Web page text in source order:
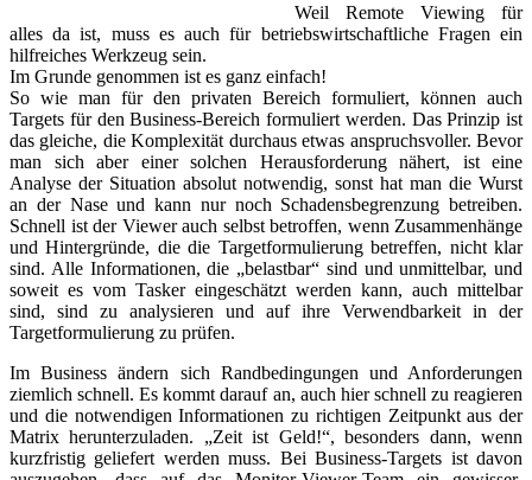
Weil Remote Viewing für
alles da ist, muss es auch für betriebswirtschaftliche Fragen ein
hilfreiches Werkzeug sein.
Im Grunde genommen ist es ganz einfach!
So wie man für den privaten Bereich formuliert, können auch
Targets für den Business-Bereich formuliert werden. Das Prinzip ist
das gleiche, die Komplexität durchaus etwas anspruchsvoller. Bevor
man sich aber einer solchen Herausforderung nähert, ist eine
Analyse der Situation absolut notwendig, sonst hat man die Wurst
an der Nase und kann nur noch Schadensbegrenzung betreiben.
Schnell ist der Viewer auch selbst betroffen, wenn Zusammenhänge
und Hintergründe, die die Targetformulierung betreffen, nicht klar
sind. Alle Informationen, die „belastbar“ sind und unmittelbar, und
soweit es vom Tasker eingeschätzt werden kann, auch mittelbar
sind, sind zu analysieren und auf ihre Verwendbarkeit in der
Targetformulierung zu prüfen.
Im Business ändern sich Randbedingungen und Anforderungen
ziemlich schnell. Es kommt darauf an, auch hier schnell zu reagieren
und die notwendigen Informationen zu richtigen Zeitpunkt aus der
Matrix herunterzuladen. „Zeit ist Geld!“, besonders dann, wenn
kurzfristig geliefert werden muss. Bei Business-Targets ist davon